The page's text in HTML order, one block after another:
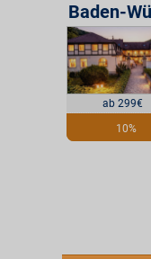
ab 299€
10%
Baden-